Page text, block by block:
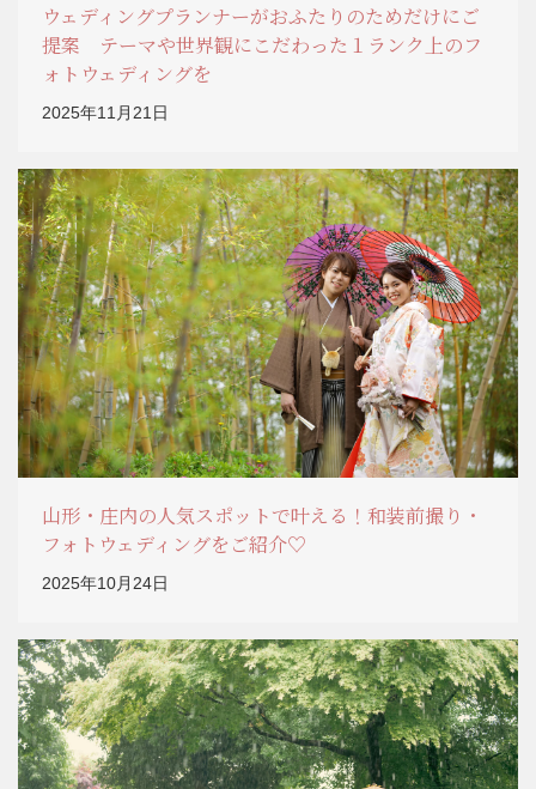
ウェディングプランナーがおふたりのためだけにご
提案 テーマや世界観にこだわった１ランク上のフ
ォトウェディングを
2025年11月21日
山形・庄内の人気スポットで叶える！和装前撮り・
フォトウェディングをご紹介♡
2025年10月24日